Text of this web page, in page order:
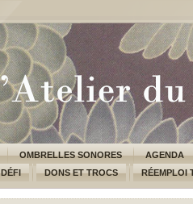
OMBRELLES SONORES
AGENDA
DÉFI DONS ET TROCS RÉEMPLOI